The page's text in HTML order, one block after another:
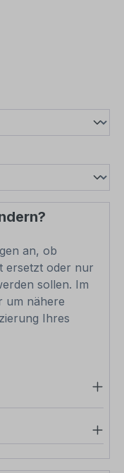
an, ob
ersetzt oder nur
sollen. Im
um nähere
Ihres